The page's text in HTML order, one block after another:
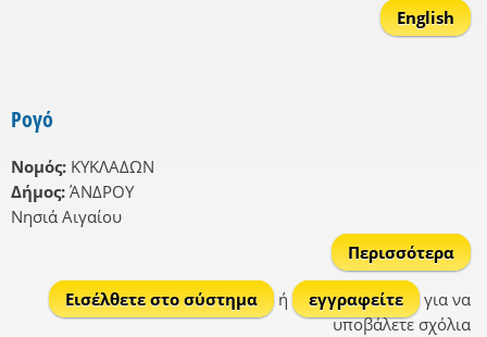
English
Ρογό
Νομός: ΚΥΚΛΑΔΩΝ
Δήμος: ΆΝΔΡΟΥ
Νησιά Αιγαίου
Περισσότερα
Εισέλθετε στο σύστημα
ή εγγραφείτε
για να
υποβάλετε σχόλια